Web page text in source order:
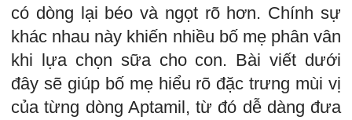
có dòng lại béo và ngọt rõ hơn. Chính sự
khác nhau này khiến nhiều bố mẹ phân vân
khi lựa chọn sữa cho con. Bài viết dưới
đây sẽ giúp bố mẹ hiểu rõ đặc trưng mùi vị
của từng dòng Aptamil, từ đó dễ dàng đưa